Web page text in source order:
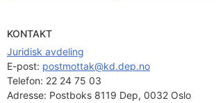
KONTAKT
Juridisk avdeling
E-post: postmottak@kd.dep.no
Telefon: 22 24 75 03
Adresse: Postboks 8119 Dep, 0032 Oslo